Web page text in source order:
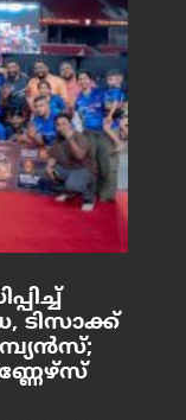
ടിസാക്ക്